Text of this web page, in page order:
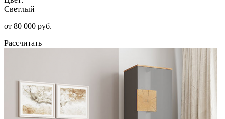
Светлый
от 80 000 руб.
Рассчитать